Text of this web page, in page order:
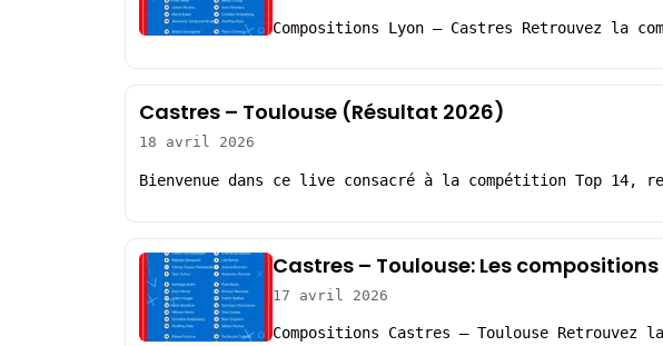
Compositions Lyon – Castres Retrouvez la
Castres – Toulouse (Résultat 2026)
18 avril 2026
Bienvenue dans ce live consacré à la compétition Top 14,
Castres – Toulouse: Les compositions
17 avril 2026
Compositions Castres – Toulouse